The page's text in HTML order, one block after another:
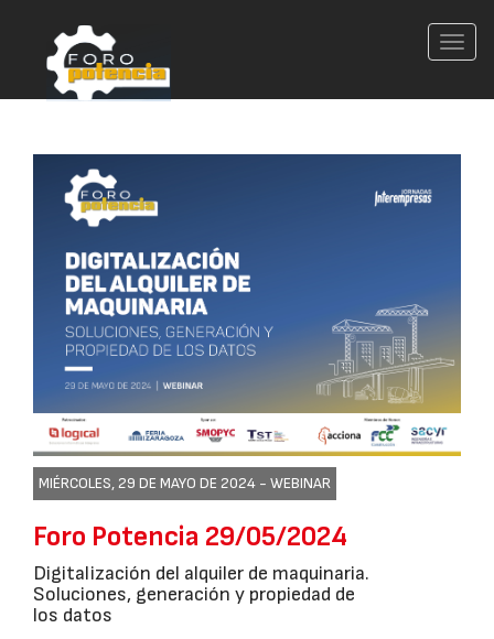
MIÉRCOLES, 29 DE MAYO DE 2024 - WEBINAR
Foro Potencia 29/05/2024
Digitalización del alquiler de maquinaria.
Soluciones, generación y propiedad de
los datos